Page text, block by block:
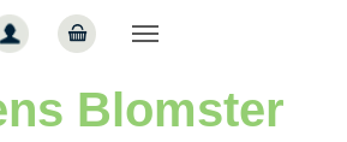
Blomster